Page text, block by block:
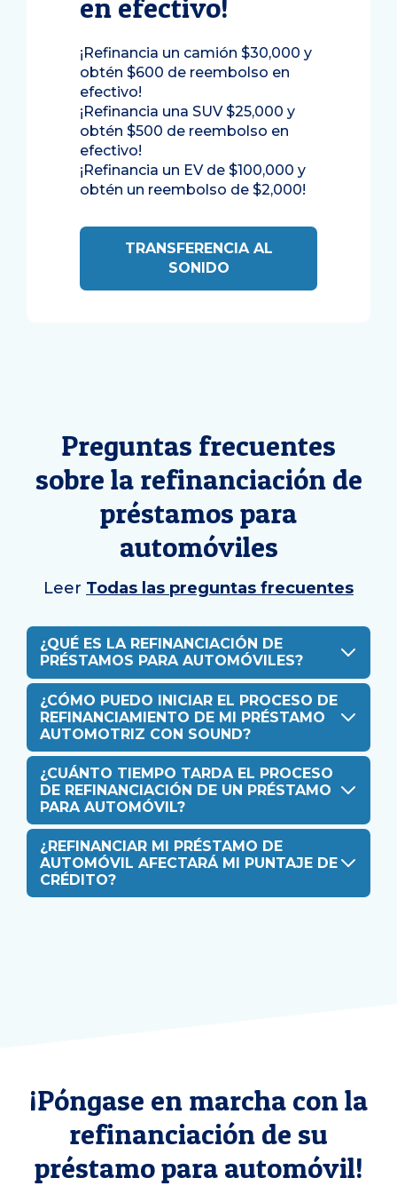
en efectivo!
¡Refinancia un camión $30,000 y
obtén $600 de reembolso en
efectivo!
¡Refinancia una SUV $25,000 y
obtén $500 de reembolso en
efectivo!
¡Refinancia un EV de $100,000 y
obtén un reembolso de $2,000!
TRANSFERENCIA AL
SONIDO
Preguntas frecuentes
sobre la refinanciación de
préstamos para
automóviles
Leer Todas las preguntas frecuentes
¿QUÉ ES LA REFINANCIACIÓN DE
PRÉSTAMOS PARA AUTOMÓVILES?
¿CÓMO PUEDO INICIAR EL PROCESO DE
REFINANCIAMIENTO DE MI PRÉSTAMO
AUTOMOTRIZ CON SOUND?
¿CUÁNTO TIEMPO TARDA EL PROCESO
DE REFINANCIACIÓN DE UN PRÉSTAMO
PARA AUTOMÓVIL?
¿REFINANCIAR MI PRÉSTAMO DE
AUTOMÓVIL AFECTARÁ MI PUNTAJE DE
CRÉDITO?
¡Póngase en marcha con la
refinanciación de su
préstamo para automóvil!